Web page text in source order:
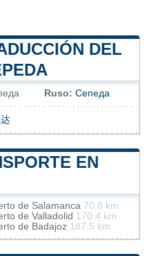
DEL
Ruso: Сепеда
EN
de Salamanca 70.8 km
de Valladolid 170.4 km
de Badajoz 187.5 km